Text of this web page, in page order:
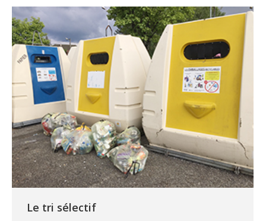
Le tri sélectif